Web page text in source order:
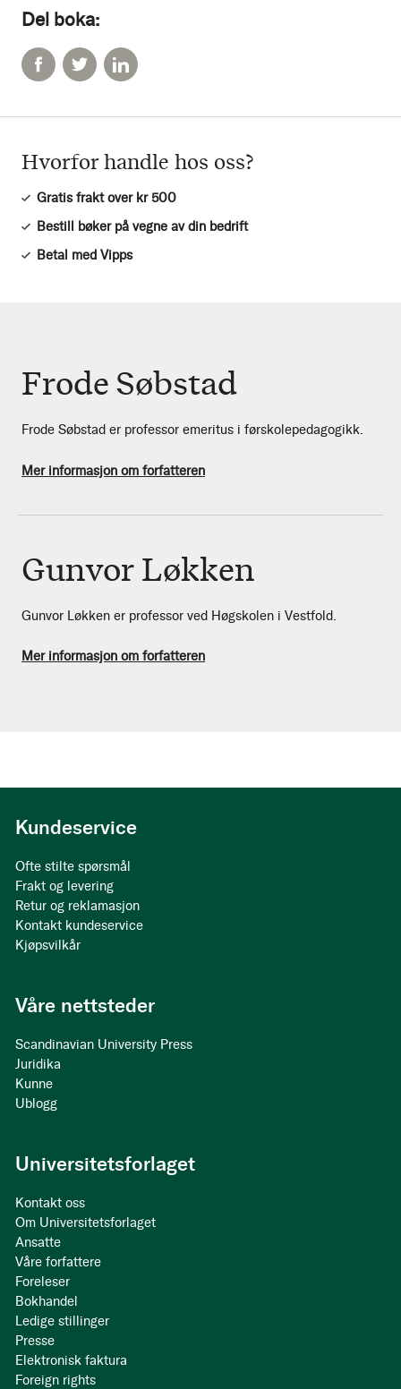
Del boka:
Hvorfor handle hos oss?
Gratis frakt over kr 500
Bestill bøker på vegne av din bedrift
Betal med Vipps
Frode Søbstad
Frode Søbstad er professor emeritus i førskolepedagogikk.
Mer informasjon om forfatteren
Gunvor Løkken
Gunvor Løkken er professor ved Høgskolen i Vestfold.
Mer informasjon om forfatteren
Kundeservice
Ofte stilte spørsmål
Frakt og levering
Retur og reklamasjon
Kontakt kundeservice
Kjøpsvilkår
Våre nettsteder
Scandinavian University Press
Juridika
Kunne
Ublogg
Universitetsforlaget
Kontakt oss
Om Universitetsforlaget
Ansatte
Våre forfattere
Foreleser
Bokhandel
Ledige stillinger
Presse
Elektronisk faktura
Foreign rights